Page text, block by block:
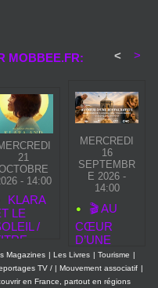
MOBBEE.FR: < >
21
- 14:00
KLARA
LE
/
THE
MERCREDI
16
SEPTEMBR
E 2026 -
14:00
🎬 AU
CŒUR
D’UNE
RESTAURA
TION : UN
DOCUMEN
Magazines | Les Livres | Tourisme |
TV / | Mouvement associatif |
en France, partout en régions